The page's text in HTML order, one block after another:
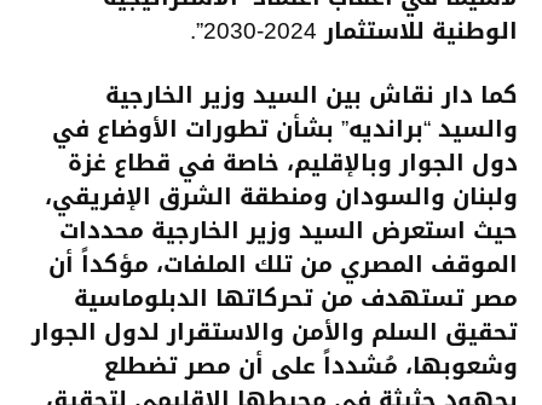
الوطنية للاستثمار 2024-2030”.
كما دار نقاش بين السيد وزير الخارجية
والسيد “برانديه” بشأن تطورات الأوضاع في
دول الجوار وبالإقليم، خاصة في قطاع غزة
ولبنان والسودان ومنطقة الشرق الإفريقي،
حيث استعرض السيد وزير الخارجية محددات
الموقف المصري من تلك الملفات، مؤكداً أن
مصر تستهدف من تحركاتها الدبلوماسية
تحقيق السلم والأمن والاستقرار لدول الجوار
وشعوبها، مُشدداً على أن مصر تضطلع